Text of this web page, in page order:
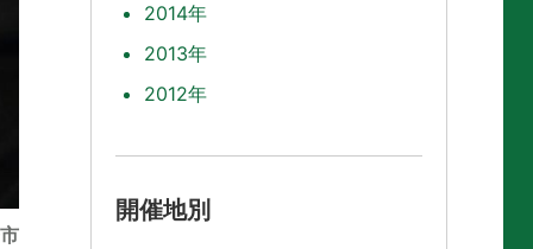
2014年
2013年
2012年
開催地別